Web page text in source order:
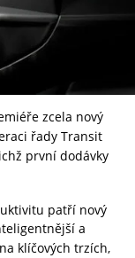
zcela nový
řady Transit
první dodávky
patří nový
a
klíčových trzích,